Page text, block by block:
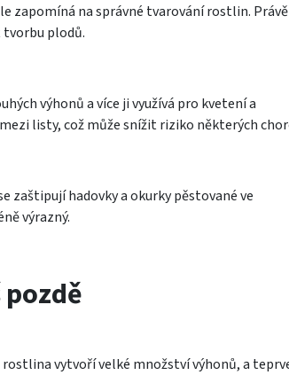
zapomíná na správné tvarování rostlin. Právě
plodů.
výhonů a více ji využívá pro kvetení a
listy, což může snížit riziko některých
zaštipují hadovky a okurky pěstované ve
výrazný.
vytvoří velké množství výhonů, a